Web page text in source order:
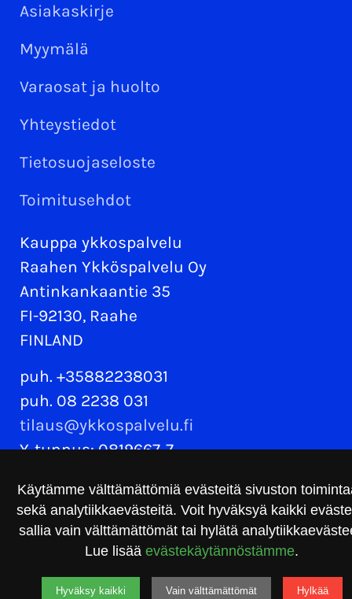
Asiakaskirje
Myymälä
Varaosat ja huolto
Yhteystiedot
Tietosuojaseloste
Toimitusehdot
Kauppa ykkospalvelu
Raahen Ykköspalvelu Oy
Antinkankaantie 35
FI-92130, Raahe
FINLAND
puh. +35882238031
puh. 08 2238 031
tilaus@ykkospalvelu.fi
Y-tunnus: 0819667-7
Käytämme välttämättömiä evästeitä sivuston
sekä analytiikkaevästeitä. Voit hyväksyä kaikki
sallia vain välttämättömät tai hylätä
Lue lisää evästekäytännöstämme.
Hyväksy kaikki Vain välttämättömät Hylkää